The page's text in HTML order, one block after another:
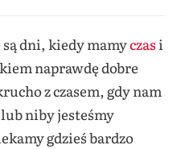
są dni, kiedy mamyczasi
naprawdę dobre
z czasem, gdy nam
niby jesteśmy
gdzieś bardzo